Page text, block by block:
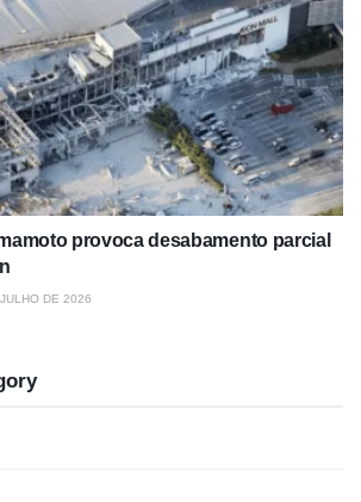
provoca desabamento parcial
DE 2026